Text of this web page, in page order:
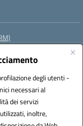
degli utenti -
necessari al
dei servizi
inoltre,
istsc_rmic8b900g